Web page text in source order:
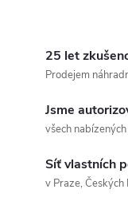
25 let
Prodejem
Jsme
všech
Síť vlastních
v Praze,